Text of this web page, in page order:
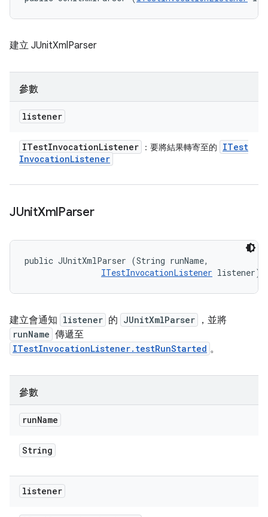
建立 JUnitXmlParser
參數
listener
ITestInvocationListener ：要將結果轉寄至的
ITest
InvocationListener
JUnitXmlParser
public JUnitXmlParser (String runName,
ITestInvocationListener listener)
建立會通知 listener 的 JUnitXmlParser ，並將
runName 傳遞至
ITestInvocationListener.testRunStarted 。
參數
runName
String
listener